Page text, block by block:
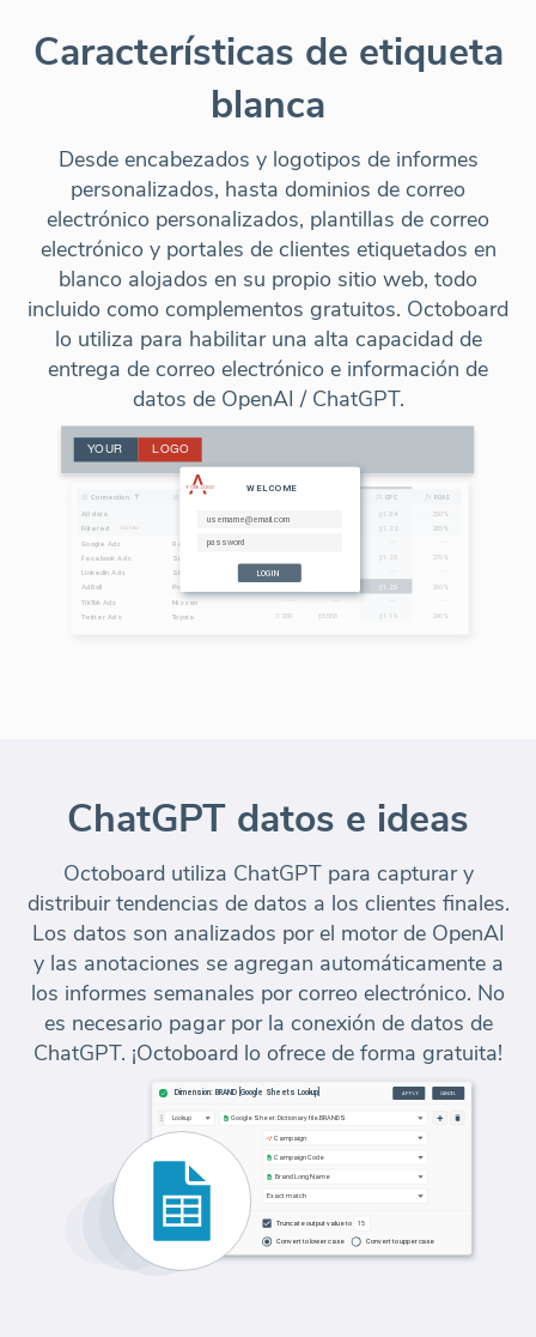
Características de etiqueta
blanca
Desde encabezados y logotipos de informes
personalizados, hasta dominios de correo
electrónico personalizados, plantillas de correo
electrónico y portales de clientes etiquetados en
blanco alojados en su propio sitio web, todo
incluido como complementos gratuitos. Octoboard
lo utiliza para habilitar una alta capacidad de
entrega de correo electrónico e información de
datos de OpenAI / ChatGPT.
ChatGPT datos e ideas
Octoboard utiliza ChatGPT para capturar y
distribuir tendencias de datos a los clientes finales.
Los datos son analizados por el motor de OpenAI
y las anotaciones se agregan automáticamente a
los informes semanales por correo electrónico. No
es necesario pagar por la conexión de datos de
ChatGPT. ¡Octoboard lo ofrece de forma gratuita!